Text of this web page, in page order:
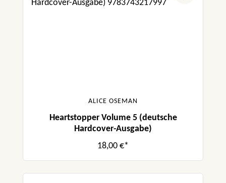
ALICE OSEMAN
Heartstopper Volume 5 (deutsche
Hardcover-Ausgabe)
18,00 €*